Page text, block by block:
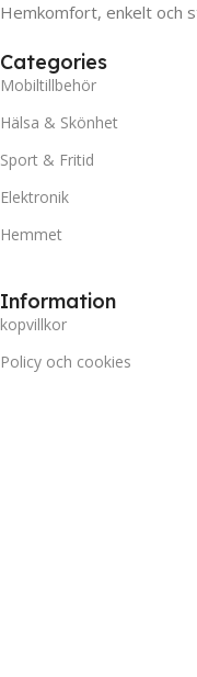
Hemkomfort, enkelt och
Categories
Mobiltillbehör
Hälsa & Skönhet
Sport & Fritid
Elektronik
Hemmet
Information
kopvillkor
Policy och cookies